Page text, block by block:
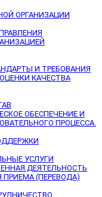
ОРГАНИЗАЦИИ
И ТРЕБОВАНИЯ
КАЧЕСТВА
ОБЕСПЕЧЕНИЕ И
ПРОЦЕССА.
УСЛУГИ
ДЕЯТЕЛЬНОСТЬ
(ПЕРЕВОДА)